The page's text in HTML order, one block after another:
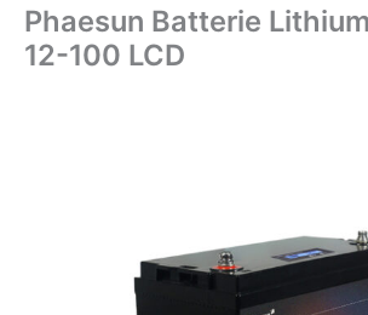
Phaesun Batterie
12-100 LCD